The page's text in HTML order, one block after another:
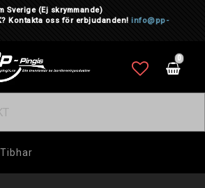
Sverige (Ej skrymmande)
oss för erbjudanden! info@pp-
0
Tibhar